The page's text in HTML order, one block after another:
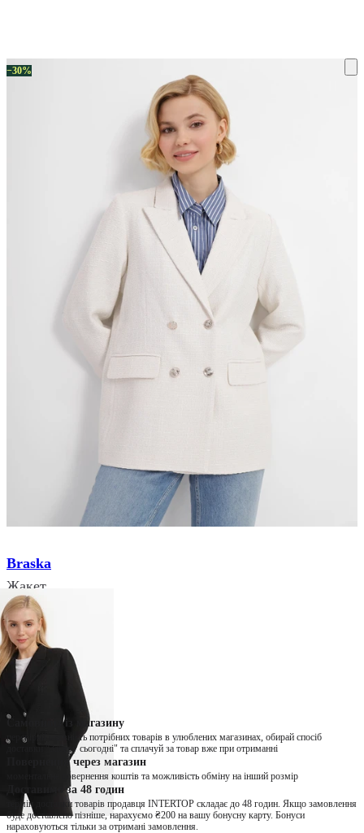
−30%
Braska
Жакет
₴ 2 999
₴ 2 109
Немає в наявності
Колір: Молочний
Самовивіз із магазину
перевіряй наявність потрібних товарів в улюблених магазинах, обирай спосіб
доставки "Заберу сьогодні" та сплачуй за товар вже при отриманні
Повернення через магазин
моментальне повернення коштів та можливість обміну на інший розмір
Доставимо за 48 годин
термін доставки товарів продавця INTERTOP складає до 48 годин. Якщо замовлення
буде доставлено пізніше, нарахуємо ₴200 на вашу бонусну карту. Бонуси
нараховуються тільки за отримані замовлення.